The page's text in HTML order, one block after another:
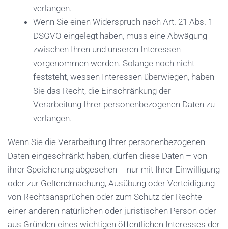
verlangen.
Wenn Sie einen Widerspruch nach Art. 21 Abs. 1
DSGVO eingelegt haben, muss eine Abwägung
zwischen Ihren und unseren Interessen
vorgenommen werden. Solange noch nicht
feststeht, wessen Interessen überwiegen, haben
Sie das Recht, die Einschränkung der
Verarbeitung Ihrer personenbezogenen Daten zu
verlangen.
Wenn Sie die Verarbeitung Ihrer personenbezogenen
Daten eingeschränkt haben, dürfen diese Daten – von
ihrer Speicherung abgesehen – nur mit Ihrer Einwilligung
oder zur Geltendmachung, Ausübung oder Verteidigung
von Rechtsansprüchen oder zum Schutz der Rechte
einer anderen natürlichen oder juristischen Person oder
aus Gründen eines wichtigen öffentlichen Interesses der